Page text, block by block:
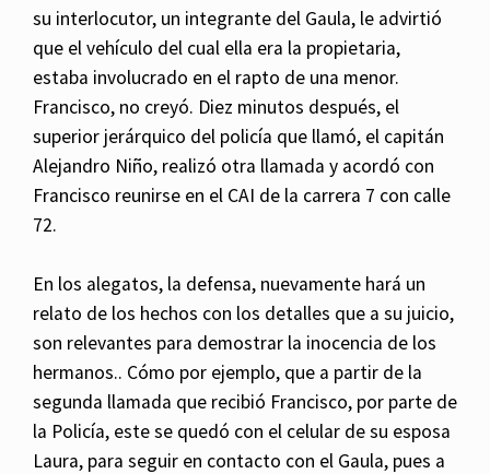
su interlocutor, un integrante del Gaula, le advirtió
que el vehículo del cual ella era la propietaria,
estaba involucrado en el rapto de una menor.
Francisco, no creyó. Diez minutos después, el
superior jerárquico del policía que llamó, el capitán
Alejandro Niño, realizó otra llamada y acordó con
Francisco reunirse en el CAI de la carrera 7 con calle
72.
En los alegatos, la defensa, nuevamente hará un
relato de los hechos con los detalles que a su juicio,
son relevantes para demostrar la inocencia de los
hermanos.. Cómo por ejemplo, que a partir de la
segunda llamada que recibió Francisco, por parte de
la Policía, este se quedó con el celular de su esposa
Laura, para seguir en contacto con el Gaula, pues a